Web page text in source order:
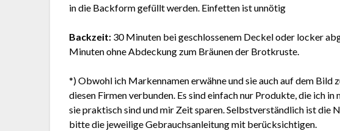
in die Backform gefüllt werden. Einfetten ist unnötig
Backzeit: 30 Minuten bei geschlossenem Deckel oder locker
Minuten ohne Abdeckung zum Bräunen der Brotkruste.
*) Obwohl ich Markennamen erwähne und sie auch auf dem Bild
diesen Firmen verbunden. Es sind einfach nur Produkte, die ich
sie praktisch sind und mir Zeit sparen. Selbstverständlich ist die
bitte die jeweilige Gebrauchsanleitung mit berücksichtigen.